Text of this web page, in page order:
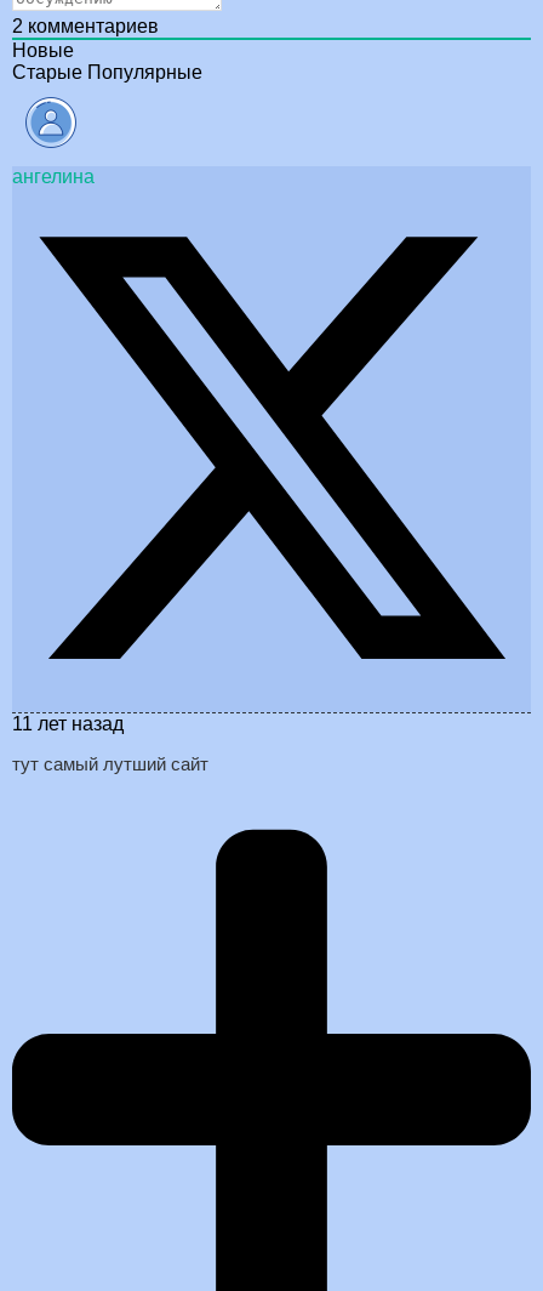
2 комментариев
Новые
Старые Популярные
ангелина
11 лет назад
тут самый лутший сайт